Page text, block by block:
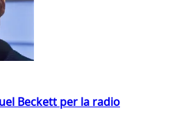
Beckett per la radio